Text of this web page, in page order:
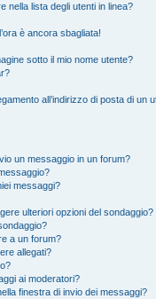
nella lista degli utenti in linea?
è ancora sbagliata!
sotto il mio nome utente?
all’indirizzo di posta di un
un messaggio in un forum?
messaggi?
ulteriori opzioni del sondaggio?
a un forum?
allegati?
ai moderatori?
finestra di invio dei messaggi?